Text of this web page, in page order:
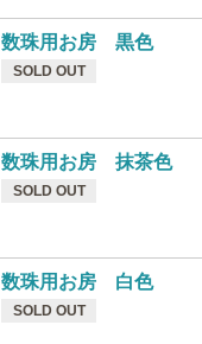
数珠用お房 黒色
SOLD OUT
数珠用お房 抹茶色
SOLD OUT
数珠用お房 白色
SOLD OUT